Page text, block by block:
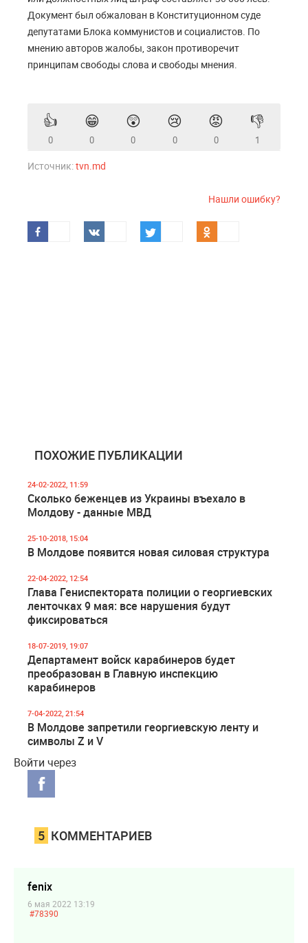
Документ был обжалован в Конституционном суде
депутатами Блока коммунистов и социалистов. По
мнению авторов жалобы, закон противоречит
принципам свободы слова и свободы мнения.
👍
0
😁
0
😲
0
😢
0
😡
0
👎
1
Источник:tvn.md
Нашли ошибку?
ПОХОЖИЕ ПУБЛИКАЦИИ
24-02-2022, 11:59
Сколько беженцев из Украины въехало в
Молдову - данные МВД
25-10-2018, 15:04
В Молдове появится новая силовая структура
22-04-2022, 12:54
Глава Гениспектората полиции о георгиевских
ленточках 9 мая: все нарушения будут
фиксироваться
18-07-2019, 19:07
Департамент войск карабинеров будет
преобразован в Главную инспекцию
карабинеров
7-04-2022, 21:54
В Молдове запретили георгиевскую ленту и
символы Z и V
Войти через
5 КОММЕНТАРИЕВ
fenix
6 мая 2022 13:19
#78390